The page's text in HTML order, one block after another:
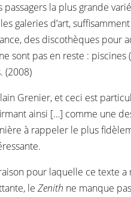
passagers la plus grande
les galeries d’art,
des discothèques pour
sont pas en reste :
(2008)
Grenier, et ceci est
ainsi […] comme une
à rappeler le plus
pour laquelle ce texte
le Zenith ne manque